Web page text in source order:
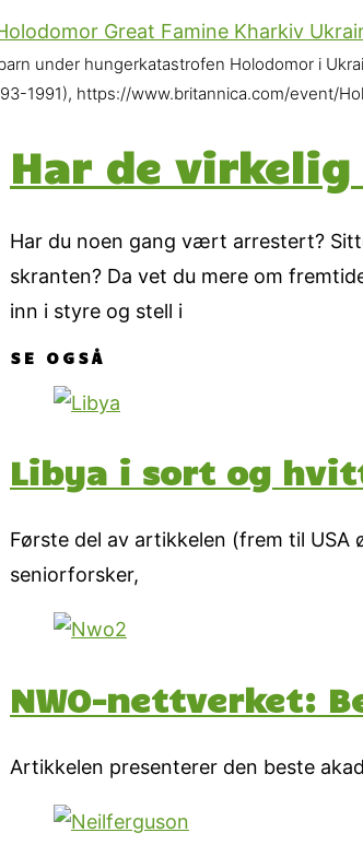
under hungerkatastrofen Holodomor i
1991), https://www.britannica.com/event/
Har de
Har du noen gang vært arrestert?
skranten? Da vet du mere om
inn i styre og stell i
SE OGSÅ
Libya i sort og
Første del av artikkelen (frem til USA
seniorforsker,
NWO-nettverket:
Artikkelen presenterer den beste